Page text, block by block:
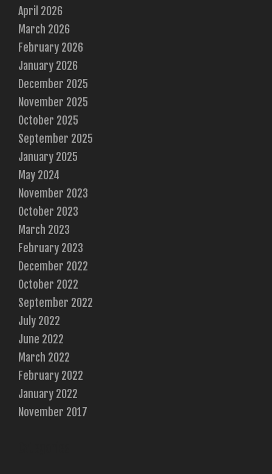
April 2026
March 2026
February 2026
January 2026
December 2025
November 2025
October 2025
September 2025
January 2025
May 2024
November 2023
October 2023
March 2023
February 2023
December 2022
October 2022
September 2022
July 2022
June 2022
March 2022
February 2022
January 2022
November 2017